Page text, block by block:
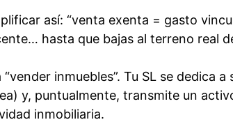
así: “venta exenta = gasto
hasta que bajas al terreno real
inmuebles”. Tu SL se dedica
y, puntualmente, transmite un
inmobiliaria.